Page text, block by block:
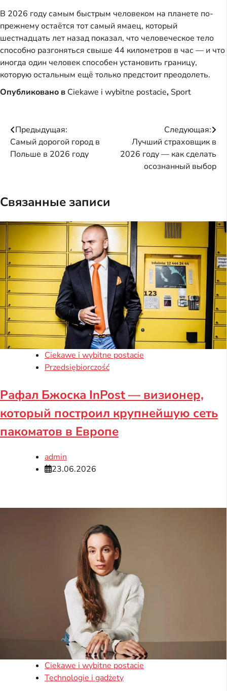
В 2026 году самым быстрым человеком на планете по-
прежнему остаётся тот самый ямаец, который
шестнадцать лет назад показал, что человеческое тело
способно разгоняться свыше 44 километров в час — и что
иногда один человек способен установить границу,
которую остальным ещё только предстоит преодолеть.
Опубликовано в Ciekawe i wybitne postacie, Sport
Навигация
по
Предыдущая:
Самый дорогой город в
Польше в 2026 году
Следующая:
Лучший страховщик в
2026 году — как сделать
осознанный выбор
Связанные записи
Ciekawe i wybitne postacie
Przedsiębiorczość
Рафал Бжоска InPost — визионер,
который построил крупнейшую сеть
пакоматов в Европе
admin
23.06.2026
Ciekawe i wybitne postacie
Technologie i gadżety